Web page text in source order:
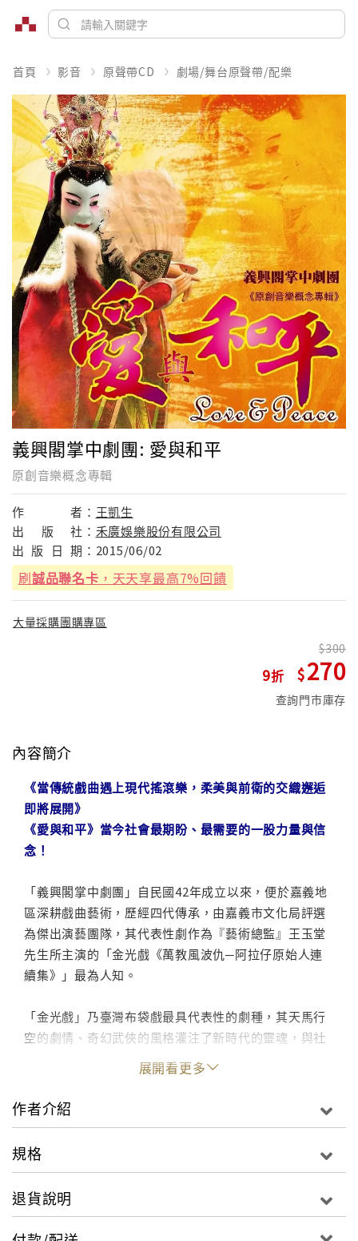
首頁 影音 原聲帶CD 劇場/舞台原聲帶/配樂
義興閣掌中劇團: 愛與和平
原創音樂概念專輯
作 者： 王凱生
出
版 社： 禾廣娛樂股份有限公司
出 版 日 期： 2015/06/02
刷誠品聯名卡 ，天天享最高7%回饋
大量採購團購專區
9
300
270
查詢門市庫存
內容簡介
《當傳統戲曲遇上現代搖滾樂，柔美與前衛的交織邂逅
即將展開》
《愛與和平》當今社會最期盼、最需要的一股力量與信
念！
「義興閣掌中劇團」自民國42年成立以來，便於嘉義地
區深耕戲曲藝術，歷經四代傳承，由嘉義市文化局評選
為傑出演藝團隊，其代表性劇作為『藝術總監』王玉堂
先生所主演的「金光戲《萬教風波仇─阿拉仔原始人連
續集》」最為人知。
「金光戲」乃臺灣布袋戲最具代表性的劇種，其天馬行
空的劇情、奇幻武俠的風格灌注了新時代的靈魂，與社
會互相連結，融入時事議題，反應寫實現況，發揮臺灣
人深扎土地的鄉情與創造力。
青年主演王凱生，為義興閣第四代接班人，因常年對音
作發想皆取材於生活細節，體悟到身為表演藝術工作者
融入戲曲，表達內心對於現今社會種種現象的關懷與省
展開看更多
作者介紹
規格
退貨說明